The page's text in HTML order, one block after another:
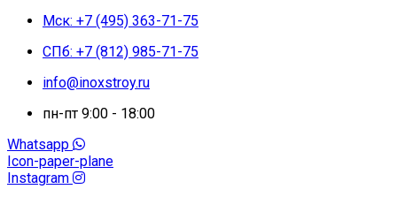
Мск: +7 (495) 363-71-75
СПб: +7 (812) 985-71-75
info@inoxstroy.ru
пн-пт 9:00 - 18:00
Whatsapp
Icon-paper-plane
Instagram